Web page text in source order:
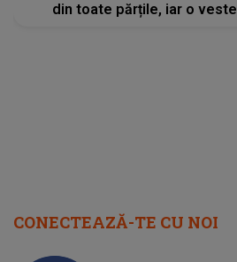
din toate părțile, iar o veste
CONECTEAZĂ-TE CU NOI